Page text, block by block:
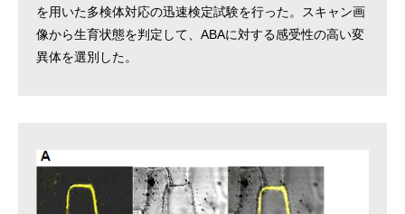
を用いた多検体対応の迅速検定試験を行った。スキャン画
像から生育状態を判定して、ABAに対する感受性の高い変
異体を選別した。